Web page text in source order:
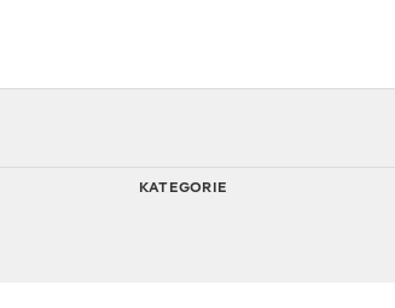
KATEGORIE